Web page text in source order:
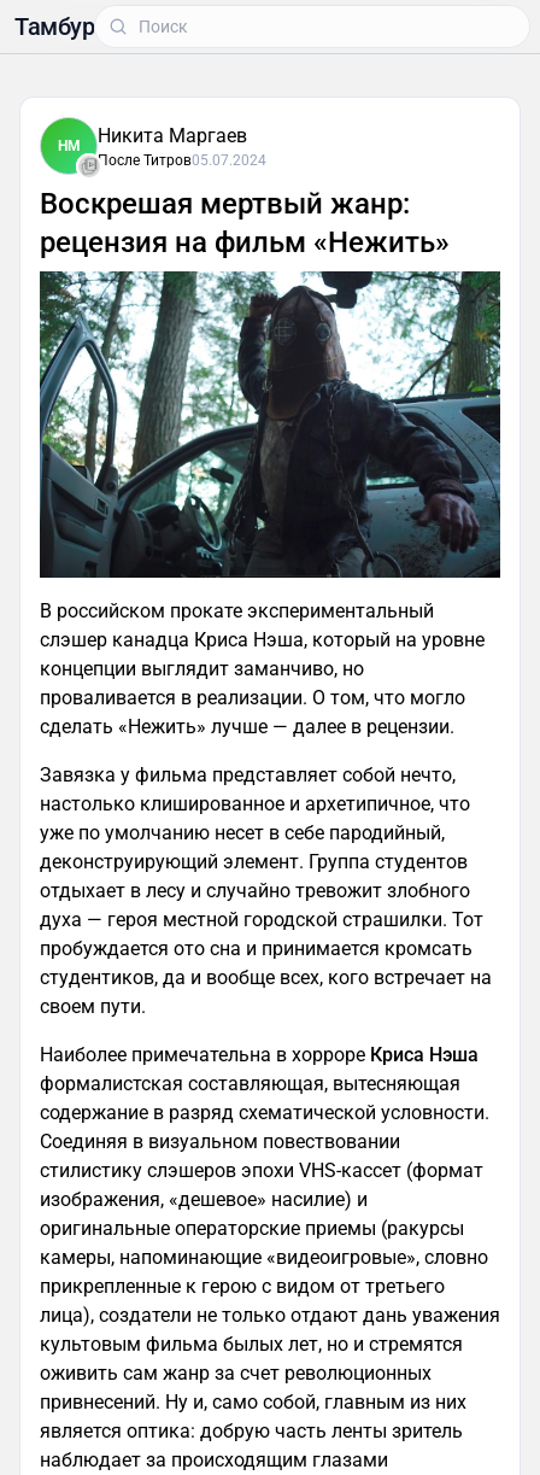
Тамбур
НМ Никита Маргаев
После Титров05.07.2024
Воскрешая мертвый жанр:
рецензия на фильм «Нежить»
В российском прокате экспериментальный
слэшер канадца Криса Нэша, который на уровне
концепции выглядит заманчиво, но
проваливается в реализации. О том, что могло
сделать «Нежить» лучше — далее в рецензии.
Завязка у фильма представляет собой нечто,
настолько клишированное и архетипичное, что
уже по умолчанию несет в себе пародийный,
деконструирующий элемент. Группа студентов
отдыхает в лесу и случайно тревожит злобного
духа — героя местной городской страшилки. Тот
пробуждается ото сна и принимается кромсать
студентиков, да и вообще всех, кого встречает на
своем пути.
Наиболее примечательна в хорроре Криса Нэша
формалистская составляющая, вытесняющая
содержание в разряд схематической условности.
Соединяя в визуальном повествовании
стилистику слэшеров эпохи VHS-кассет (формат
изображения, «дешевое» насилие) и
оригинальные операторские приемы (ракурсы
камеры, напоминающие «видеоигровые», словно
прикрепленные к герою с видом от третьего
лица), создатели не только отдают дань уважения
культовым фильма былых лет, но и стремятся
оживить сам жанр за счет революционных
привнесений. Ну и, само собой, главным из них
является оптика: добрую часть ленты зритель
наблюдает за происходящим глазами